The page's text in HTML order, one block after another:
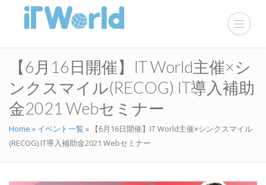
【6月16日開催】IT World主催×シ
ンクスマイル(RECOG) IT導入補助
金2021 Webセミナー
Home » イベント一覧 »
【6月16日開催】IT World主催×シンクスマイル
(RECOG) IT導入補助金2021 Webセミナー